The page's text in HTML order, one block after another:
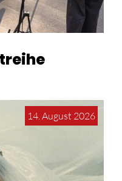
14. August 2026